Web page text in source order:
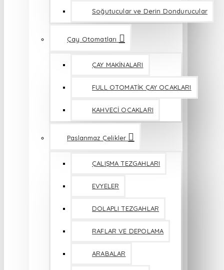
Soğutucular ve Derin Dondurucular
Çay Otomatları
ÇAY MAKİNALARI
FULL OTOMATİK ÇAY OCAKLARI
KAHVECİ OCAKLARI
Paslanmaz Çelikler
ÇALIŞMA TEZGAHLARI
EVYELER
DOLAPLI TEZGAHLAR
RAFLAR VE DEPOLAMA
ARABALAR